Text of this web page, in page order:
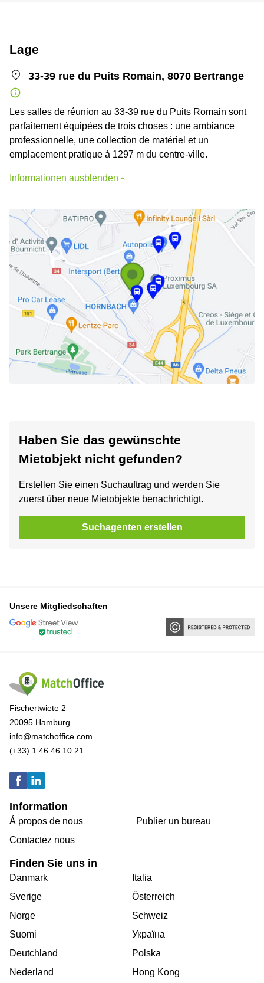
Lage
33-39 rue du Puits Romain, 8070 Bertrange
Les salles de réunion au 33-39 rue du Puits Romain sont
parfaitement équipées de trois choses : une ambiance
professionnelle, une collection de matériel et un
emplacement pratique à 1297 m du centre-ville.
Informationen ausblenden
Haben Sie das gewünschte
Mietobjekt nicht gefunden?
Erstellen Sie einen Suchauftrag und werden Sie
zuerst über neue Mietobjekte benachrichtigt.
Suchagenten erstellen
Unsere Mitgliedschaften
Fischertwiete 2
20095 Hamburg
info@matchoffice.com
(+33) 1 46 46 10 21
Information
Á propos de nous
Contactez nous
Publier un bureau
Finden Sie uns in
Danmark
Sverige
Norge
Suomi
Deutchland
Nederland
Italia
Österreich
Schweiz
Україна
Polska
Hong Kong